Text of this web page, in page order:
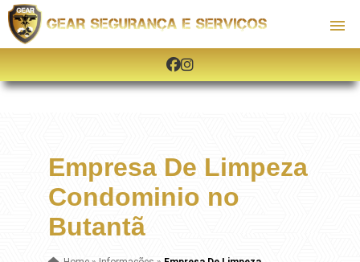
Empresa De Limpeza
Condominio no
Butantã